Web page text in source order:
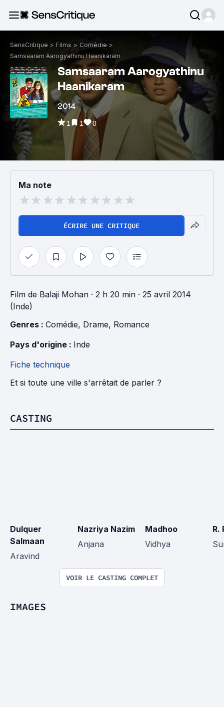
SensCritique > Films > Comédie >
Samsaaram Aarogyathinu Haanikaram
Samsaaram Aarogyathinu
Haanikaram
2014
1 1 0
Ma note
ÉCRIRE UNE CRITIQUE
Film de Balaji Mohan · 2 h 20 min · 25 avril 2014
(Inde)
Genres : Comédie, Drame, Romance
Pays d'origine : Inde
Fiche technique
Et si toute une ville s'arrêtait de parler ?
CASTING
Dulquer
Salmaan
Aravind
Nazriya Nazim
Anjana
Madhoo
Vidhya
R.
VOIR LE CASTING COMPLET
IMAGES